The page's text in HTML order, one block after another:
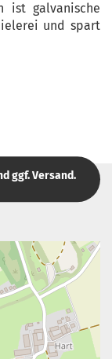
ist galvanische
und spart
ggf. Versand.